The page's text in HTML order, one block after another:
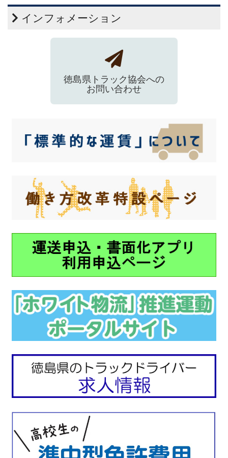
インフォメーション
徳島県トラック協会への
お問い合わせ